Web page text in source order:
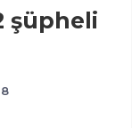
şüpheli
8